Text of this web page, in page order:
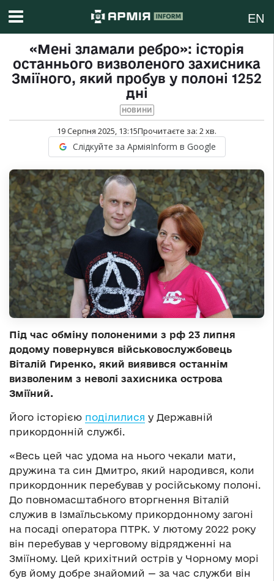
EN
«Мені зламали ребро»: історія
останнього визволеного захисника
Зміїного, який пробув у полоні 1252
дні
НОВИНИ
19 Серпня 2025, 13:15Прочитаєте за: 2хв.
Слідкуйте за АрміяInform в Google
Під час обміну полоненими з рф 23 липня
додому повернувся військовослужбовець
Віталій Гиренко, який виявився останнім
визволеним з неволі захисника острова
Зміїний.
Його історією поділилися у Державній
прикордонній службі.
«Весь цей час удома на нього чекали мати,
дружина та син Дмитро, який народився, коли
прикордонник перебував у російському полоні.
До повномасштабного вторгнення Віталій
служив в Ізмаїльському прикордонному загоні
на посаді оператора ПТРК. У лютому 2022 року
він перебував у черговому відрядженні на
Зміїному. Цей крихітний острів у Чорному морі
був йому добре знайомий — за час служби він